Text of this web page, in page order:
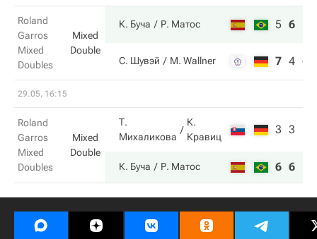
Roland
Garros
Mixed
Doubles
Mixed
Double
К. Буча Р. Матос 5 6
С. Шувэй M. Wallner 7 4 6
29.05, 16:15
Roland
Garros
Mixed
Doubles
Mixed
Double
Т.
Михаликова
К.
Кравиц
3 3
К. Буча Р. Матос 6 6